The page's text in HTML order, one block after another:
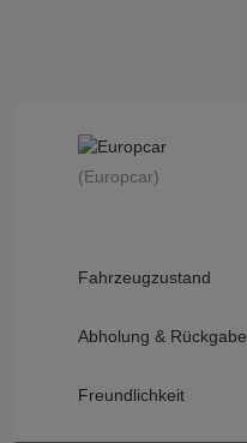
(Europcar)
Fahrzeugzustand
Abholung & Rückgabe
Freundlichkeit